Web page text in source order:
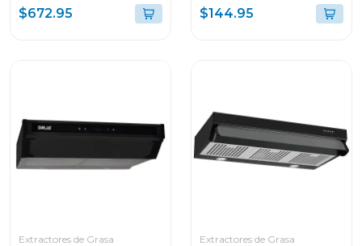
color acero
$672.95
TOSCANA30 DE 29.4CM
CON 2 QUEMADORES
$144.95
Extractores de Grasa Extractores de Grasa